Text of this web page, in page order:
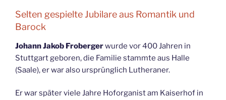
Selten gespielte Jubilare aus Romantik und
Barock
Johann Jakob Frobergerwurde vor 400 Jahren in
Stuttgart geboren, die Familie stammte aus Halle
(Saale), er war also ursprünglich Lutheraner.
Er war später viele Jahre Hoforganist am Kaiserhof in